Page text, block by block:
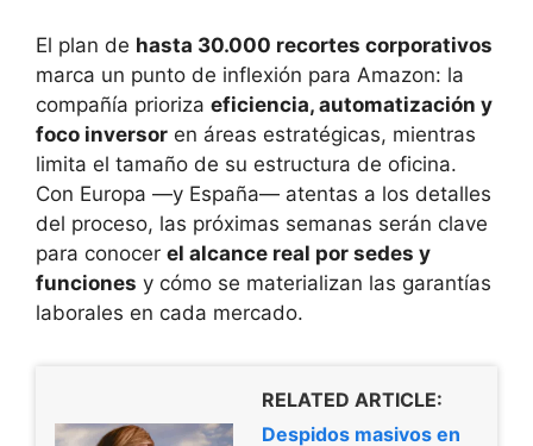
El plan de hasta 30.000 recortes corporativos
marca un punto de inflexión para Amazon: la
compañía prioriza eficiencia, automatización y
foco inversor en áreas estratégicas, mientras
limita el tamaño de su estructura de oficina.
Con Europa —y España— atentas a los detalles
del proceso, las próximas semanas serán clave
para conocer el alcance real por sedes y
funciones y cómo se materializan las garantías
laborales en cada mercado.
RELATED ARTICLE:
Despidos masivos en